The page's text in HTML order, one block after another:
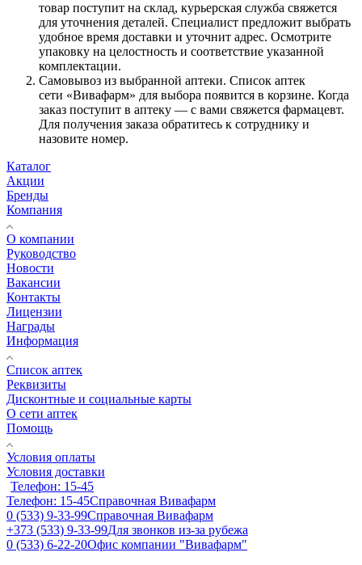
товар поступит на склад, курьерская служба свяжется
для уточнения деталей. Специалист предложит выбрать
удобное время доставки и уточнит адрес. Осмотрите
упаковку на целостность и соответствие указанной
комплектации.
Самовывоз из выбранной аптеки. Список аптек
сети «Вивафарм» для выбора появится в корзине. Когда
заказ поступит в аптеку — с вами свяжется фармацевт.
Для получения заказа обратитесь к сотруднику и
назовите номер.
Каталог
Акции
Бренды
Компания
О компании
Руководство
Новости
Вакансии
Контакты
Лицензии
Награды
Информация
Список аптек
Реквизиты
Дисконтные и социальные карты
О сети аптек
Помощь
Условия оплаты
Условия доставки
Телефон: 15-45
Телефон: 15-45Справочная Вивафарм
0 (533) 9-33-99Справочная Вивафарм
+373 (533) 9-33-99Для звонков из-за рубежа
0 (533) 6-22-20Офис компании "Вивафарм"